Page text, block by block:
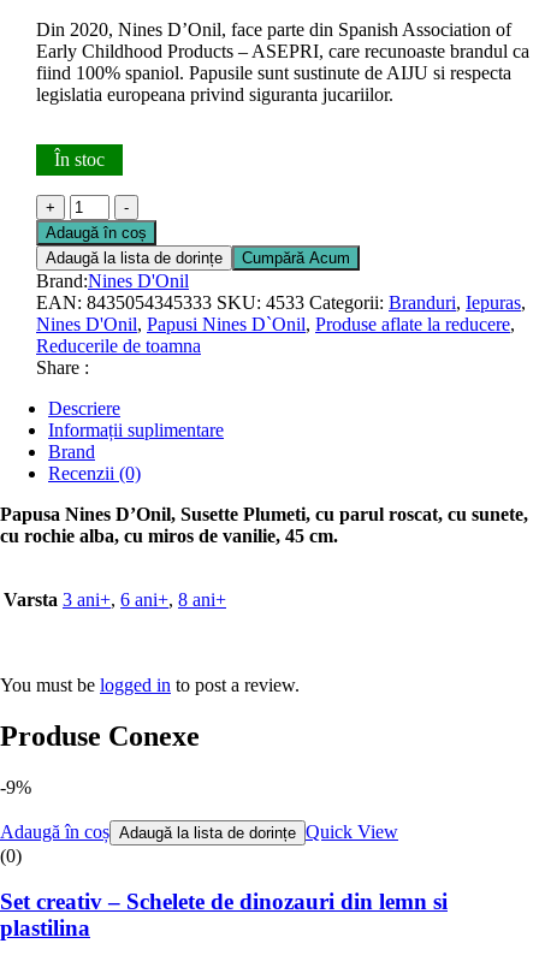
Din 2020, Nines D’Onil, face parte din Spanish Association of
Early Childhood Products – ASEPRI, care recunoaste brandul ca
fiind 100% spaniol. Papusile sunt sustinute de AIJU si respecta
legislatia europeana privind siguranta jucariilor.
În stoc
+
-
Adaugă în coș
Adaugă la lista de dorințe
Cumpără Acum
Brand:Nines D'Onil
EAN: 8435054345333 SKU: 4533 Categorii: Branduri, Iepuras,
Nines D'Onil, Papusi Nines D`Onil, Produse aflate la reducere,
Reducerile de toamna
Share :
Descriere
Informații suplimentare
Brand
Recenzii (0)
Papusa Nines D’Onil, Susette Plumeti, cu parul roscat, cu sunete,
cu rochie alba, cu miros de vanilie, 45 cm.
Varsta 3 ani+, 6 ani+, 8 ani+
You must be logged in to post a review.
Produse Conexe
-9%
Adaugă în coș Adaugă la lista de dorințe Quick View
(0)
Set creativ – Schelete de dinozauri din lemn si
plastilina